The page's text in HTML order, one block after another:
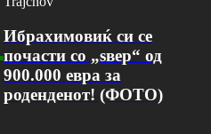
Ибрахимовиќ си се
почасти со „ѕвер“ од
900.000 евра за
роденденот! (ФОТО)